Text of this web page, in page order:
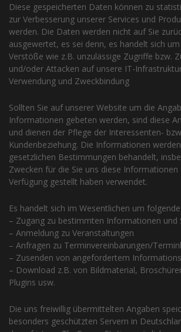
Diese gespeicherten Daten können zu
zur Verbesserung unserer Services und
werden. Die Daten werden nicht auf Sie
ausgewertet, es sei denn, es handelt sich
Verstöße wie z.B. unzulässige Zugriffe bzw.
und/oder Attacken auf unsere IT-
Verwendung und Zweckbindung
Sollten Sie auf unserer Website um die
Informationen gebeten werden, sind diese
und dienen der Pflege der Interessenten-
Kundenbeziehung. Die Informationen
gesetzlichen Bestimmungen behandelt,
Zwecken für die Sie uns diese Informationen
Verfügung gestellt haben verwendet.
Es handelt sich im Wesentlichen um
– Zugang zu bestimmten Informationen und
– Anmeldung zu Veranstaltungen
– Anfragen zu Terminvereinbarungen/
– Zusenden von angefordertem
– Download z.B. von Bildmaterial,
Plugins usw.
Die uns freiwillig übermittelten Angaben
besonders geschützten Servern in